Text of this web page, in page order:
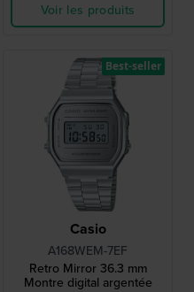
Voir les produits
Casio
A168WEM-7EF
Retro Mirror 36.3 mm
Montre digital argentée
Best-seller